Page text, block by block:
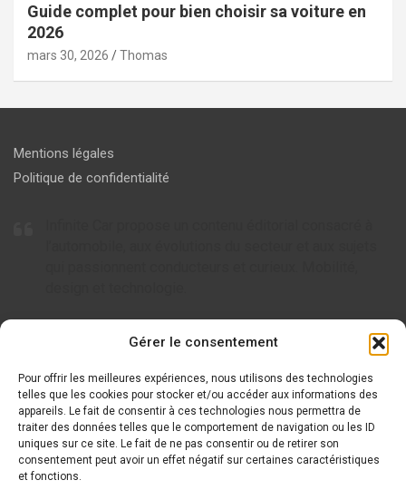
Gérer le consentement
Pour offrir les meilleures expériences, nous utilisons des technologies
telles que les cookies pour stocker et/ou accéder aux informations des
appareils. Le fait de consentir à ces technologies nous permettra de
traiter des données telles que le comportement de navigation ou les ID
uniques sur ce site. Le fait de ne pas consentir ou de retirer son
consentement peut avoir un effet négatif sur certaines caractéristiques
et fonctions.
Guide complet pour bien choisir sa voiture en
2026
mars 30, 2026 Thomas
Mentions légales
Politique de confidentialité
Articles à ne pas rater
Tout savoir sur AC Cars, l’icône britannique de l’automobile
Tout savoir sur Arcfox : le nouveau visage de la mobilité
électrique
Tout savoir sur Wuling et ses modèles innovants